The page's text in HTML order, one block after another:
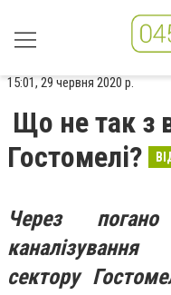
15:01, 29 червня 2020 р.
Що не так з
Гостомелі?
Через
сектору